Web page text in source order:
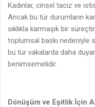
Kadınlar, cinsel taciz ve
Ancak bu tür durumların
sıklıkla karmaşık bir
toplumsal baskı nedeniyle
bu tür vakalarda daha
benimsemelidir.
Dönüşüm ve Eşitlik İçin